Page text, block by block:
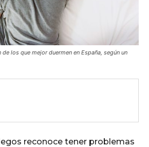
los que mejor duermen en España, según un
reconoce tener problemas